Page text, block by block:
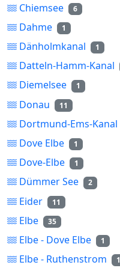
Chiemsee 6
Dahme 1
Dänholmkanal 1
Datteln-Hamm-Kanal
Diemelsee 1
Donau 11
Dortmund-Ems-Kanal
Dove Elbe 1
Dove-Elbe 1
Dümmer See 2
Eider 11
Elbe 35
Elbe - Dove Elbe 1
Elbe - Ruthenstrom 1